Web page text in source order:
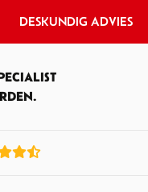
DESKUNDIG ADVIES